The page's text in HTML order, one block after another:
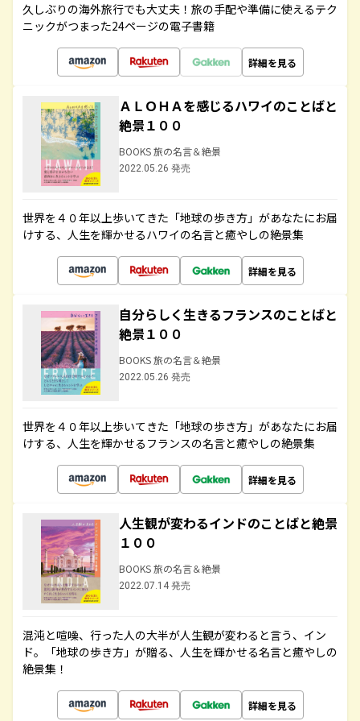
久しぶりの海外旅行でも大丈夫！旅の手配や準備に使えるテク
ニックがつまった24ページの電子書籍
詳細を見る
ＡＬＯＨＡを感じるハワイのことばと
絶景１００
BOOKS 旅の名言＆絶景
2022.05.26 発売
世界を４０年以上歩いてきた「地球の歩き方」があなたにお届
けする、人生を輝かせるハワイの名言と癒やしの絶景集
詳細を見る
自分らしく生きるフランスのことばと
絶景１００
BOOKS 旅の名言＆絶景
2022.05.26 発売
世界を４０年以上歩いてきた「地球の歩き方」があなたにお届
けする、人生を輝かせるフランスの名言と癒やしの絶景集
詳細を見る
人生観が変わるインドのことばと絶景
１００
BOOKS 旅の名言＆絶景
2022.07.14 発売
混沌と喧噪、行った人の大半が人生観が変わると言う、イン
ド。「地球の歩き方」が贈る、人生を輝かせる名言と癒やしの
絶景集！
詳細を見る